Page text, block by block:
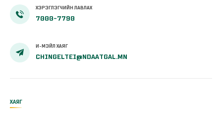
ХЭРЭГЛЭГЧИЙН ЛАВЛАХ
7000-7790
И-МЭЙЛ ХАЯГ
CHINGELTEI@NDAATGAL.MN
ХАЯГ